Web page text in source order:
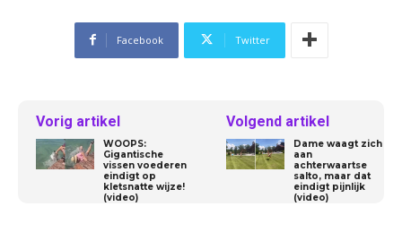
Facebook Twitter
Vorig artikel
WOOPS:
Gigantische
vissen voederen
eindigt op
kletsnatte wijze!
(video)
Volgend artikel
Dame waagt zich
aan
achterwaartse
salto, maar dat
eindigt pijnlijk
(video)